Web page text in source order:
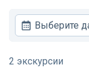
Выберите